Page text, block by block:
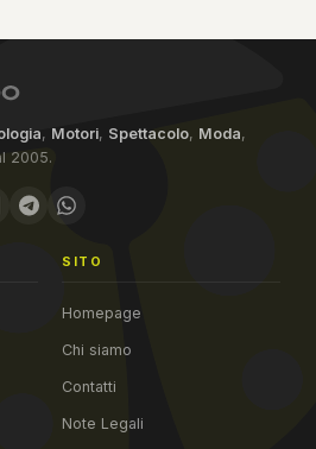
, Motori, Spettacolo, Moda,
2005.
SITO
Homepage
Chi siamo
Contatti
Note Legali